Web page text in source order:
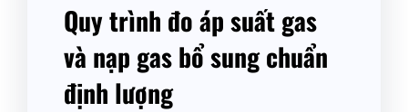
Quy trình đo áp suất gas
và nạp gas bổ sung chuẩn
định lượng